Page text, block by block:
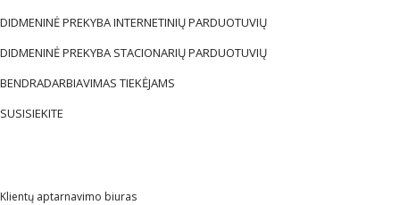
DIDMENINĖ PREKYBA INTERNETINIŲ PARDUOTUVIŲ
DIDMENINĖ PREKYBA STACIONARIŲ PARDUOTUVIŲ
BENDRADARBIAVIMAS TIEKĖJAMS
SUSISIEKITE
Klientų aptarnavimo biuras